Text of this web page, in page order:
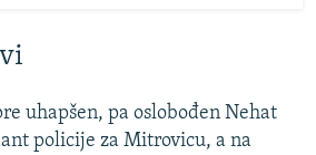
uhapšen, pa oslobođen Nehat
policije za Mitrovicu, a na